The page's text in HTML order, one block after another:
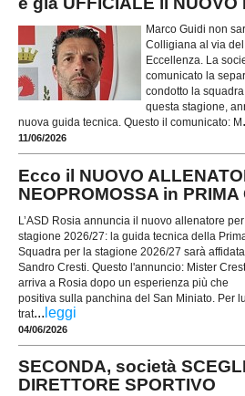
Marco Guidi non
Colligiana al via
Eccellenza. La
comunicato la
condotto la
questa stagione,
nuova guida tecnica. Questo il comunicato: M
11/06/2026
Ecco il NUOVO
NEOPROMOSSA in PRIMA
L’ASD Rosia annuncia il nuovo allenatore
stagione 2026/27: la guida tecnica della
Squadra per la stagione 2026/27 sarà
Sandro Cresti. Questo l'annuncio: Mister
arriva a Rosia dopo un esperienza più che
positiva sulla panchina del San Miniato. Per
trat... leggi
04/06/2026
SECONDA, società
DIRETTORE SPORTIVO